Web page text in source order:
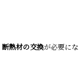
断熱材の交換が必要にな